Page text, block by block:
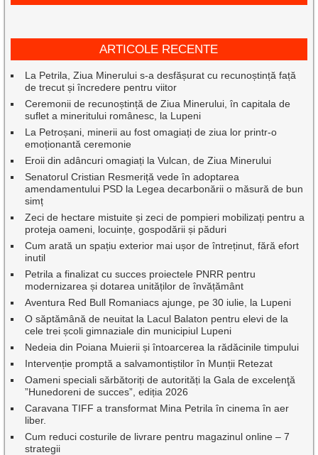
ARTICOLE RECENTE
La Petrila, Ziua Minerului s-a desfășurat cu recunoștință față
de trecut și încredere pentru viitor
Ceremonii de recunoștință de Ziua Minerului, în capitala de
suflet a mineritului românesc, la Lupeni
La Petroșani, minerii au fost omagiați de ziua lor printr-o
emoționantă ceremonie
Eroii din adâncuri omagiați la Vulcan, de Ziua Minerului
Senatorul Cristian Resmeriță vede în adoptarea
amendamentului PSD la Legea decarbonării o măsură de bun
simț
Zeci de hectare mistuite și zeci de pompieri mobilizați pentru a
proteja oameni, locuințe, gospodării și păduri
Cum arată un spațiu exterior mai ușor de întreținut, fără efort
inutil
Petrila a finalizat cu succes proiectele PNRR pentru
modernizarea și dotarea unităților de învățământ
Aventura Red Bull Romaniacs ajunge, pe 30 iulie, la Lupeni
O săptămână de neuitat la Lacul Balaton pentru elevi de la
cele trei școli gimnaziale din municipiul Lupeni
Nedeia din Poiana Muierii și întoarcerea la rădăcinile timpului
Intervenție promptă a salvamontiștilor în Munții Retezat
Oameni speciali sărbătoriți de autorități la Gala de excelenţă
”Hunedoreni de succes”, ediția 2026
Caravana TIFF a transformat Mina Petrila în cinema în aer
liber.
Cum reduci costurile de livrare pentru magazinul online – 7
strategii